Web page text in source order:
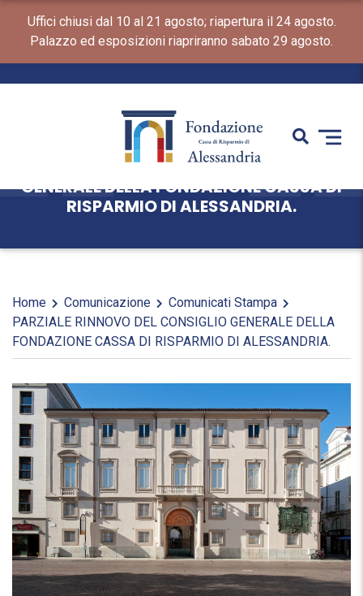
Uffici chiusi dal 10 al 21 agosto; riapertura il 24 agosto.
Palazzo ed esposizioni riapriranno sabato 29 agosto.
PARZIALE RINNOVO DEL CONSIGLIO
GENERALE DELLA FONDAZIONE CASSA DI
RISPARMIO DI ALESSANDRIA.
Home Comunicazione
Comunicati Stampa
PARZIALE RINNOVO DEL CONSIGLIO GENERALE DELLA
FONDAZIONE CASSA DI RISPARMIO DI ALESSANDRIA.